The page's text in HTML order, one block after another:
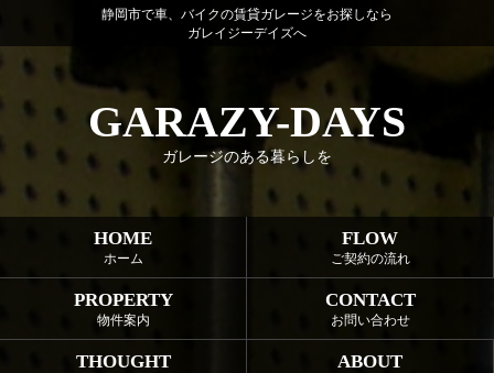
静岡市で車、バイクの賃貸ガレージをお探しなら
ガレイジーデイズへ
GARAZY-DAYS
ガレージのある暮らしを
HOME
ホーム
FLOW
ご契約の流れ
PROPERTY
物件案内
CONTACT
お問い合わせ
THOUGHT ABOUT